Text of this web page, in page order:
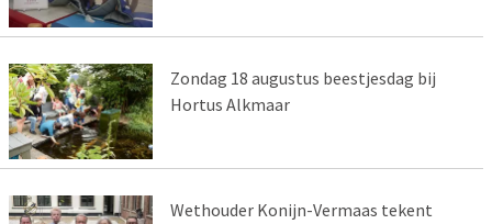
Zondag 18 augustus beestjesdag bij
Hortus Alkmaar
Wethouder Konijn-Vermaas tekent